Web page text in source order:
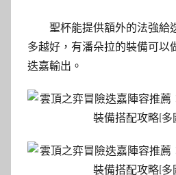
聖杯能提供額外的法強給
多越好，有潘朵拉的裝備可以
迭嘉輸出。